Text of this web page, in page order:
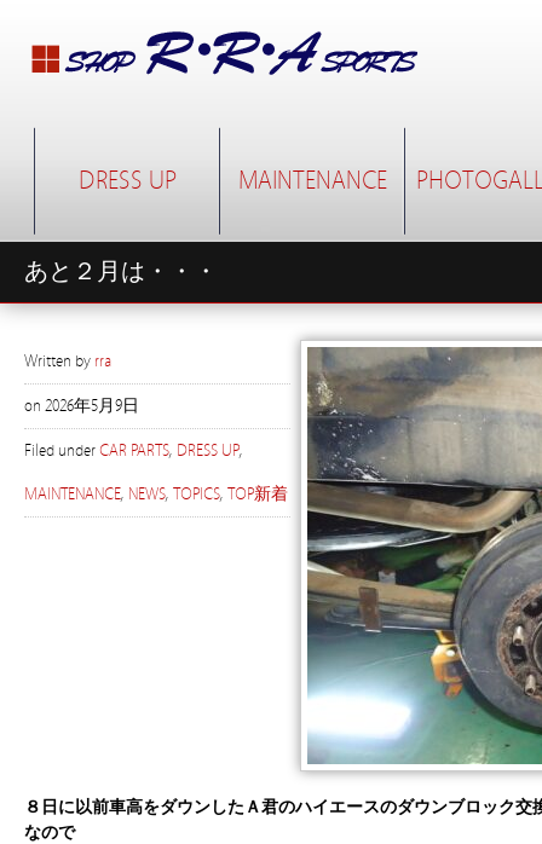
DRESS UP MAINTENANCE
あと２月は・・・
Written by rra
on 2026年5月9日
Filed underCAR PARTS, DRESS UP,
MAINTENANCE, NEWS, TOPICS, TOP新着
８日に以前車高をダウンしたＡ君のハイエースのダウンブロック
なので